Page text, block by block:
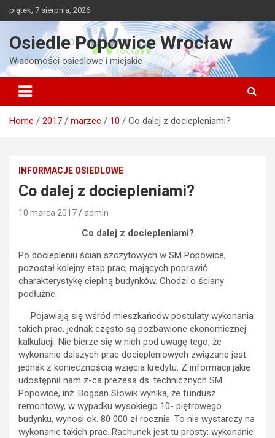
Skip
to
piątek, 7 sierpnia, 2026
Osiedle Popowice Wrocław
Wiadomości osiedlowe i miejskie
Home 2017 marzec 10 Co dalej z dociepleniami?
INFORMACJE OSIEDLOWE
Co dalej z dociepleniami?
10 marca 2017 admin
Co dalej z dociepleniami?
Po dociepleniu ścian szczytowych w SM Popowice,
pozostał kolejny etap prac, mających poprawić
charakterystykę cieplną budynków. Chodzi o ściany
podłużne.
Pojawiają się wśród mieszkańców postulaty wykonania
takich prac, jednak często są pozbawione ekonomicznej
kalkulacji. Nie bierze się w nich pod uwagę tego, że
wykonanie dalszych prac dociepleniowych związane jest
jednak z koniecznością wzięcia kredytu. Z informacji jakie
udostępnił nam z-ca prezesa ds. technicznych SM
Popowice, inż. Bogdan Słowik wynika, że fundusz
remontowy, w wypadku wysokiego 10- piętrowego
budynku, wynosi ok. 80 000 zł rocznie. To nie wystarczy na
wykonanie takich prac. Rachunek jest tu prosty: wykonanie